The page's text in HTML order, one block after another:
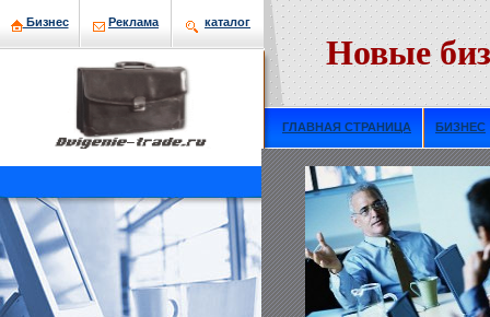
Бизнeс Рекламa кaталог
Новые
ГЛАВНАЯ СТРАНИЦА БИЗНЕС